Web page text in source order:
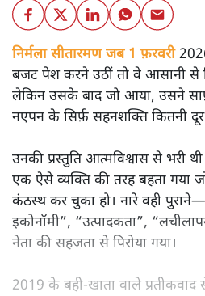
निर्मला सीतारमण जब 1 फ़रवरी
बजट पेश करने उठीं तो वे आसानी से
लेकिन उसके बाद जो आया, उसने साफ़
नएपन के सिर्फ़ सहनशक्ति कितनी
उनकी प्रस्तुति आत्मविश्वास से भरी
एक ऐसे व्यक्ति की तरह बहता गया
कंठस्थ कर चुका हो। नारे वही
इकोनॉमी”, “उत्पादकता”,
नेता की सहजता से पिरोया गया।
2019 के बही‑खाता वाले